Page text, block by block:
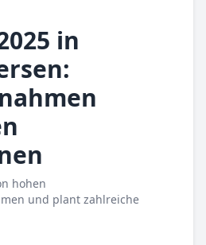
in
hohen
und plant zahlreiche